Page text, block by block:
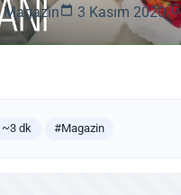
Magazin 3 Kasım 2020
~3 dk #Magazin